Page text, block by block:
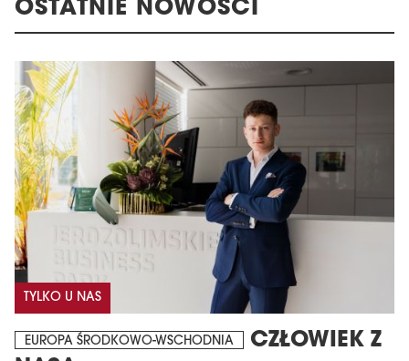
OSTATNIE NOWOŚCI
TYLKO U NAS
EUROPA ŚRODKOWO-WSCHODNIA
CZŁOWIEK Z